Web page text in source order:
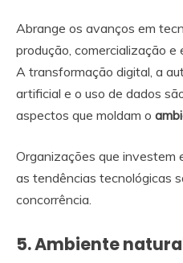
Abrange os avanços em
produção, comercialização
A transformação digital, a
artificial e o uso de dados
aspectos que moldam o
Organizações que investem
as tendências tecnológicas
concorrência.
5. Ambiente